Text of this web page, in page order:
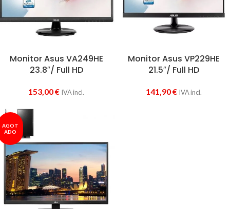
Monitor Asus VA249HE
23.8″/ Full HD
153,00€ IVA incl.
Monitor Asus VP229HE
21.5″/ Full HD
141,90€ IVA incl.
AGOT
ADO